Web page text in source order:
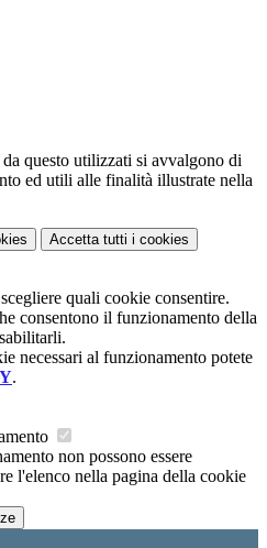
questo utilizzati si avvalgono di
ed utili alle finalità illustrate nella
Accetta tutti i cookies
quali cookie consentire.
consentono il funzionamento della
necessari al funzionamento potete
.
non possono essere
l'elenco nella pagina della cookie